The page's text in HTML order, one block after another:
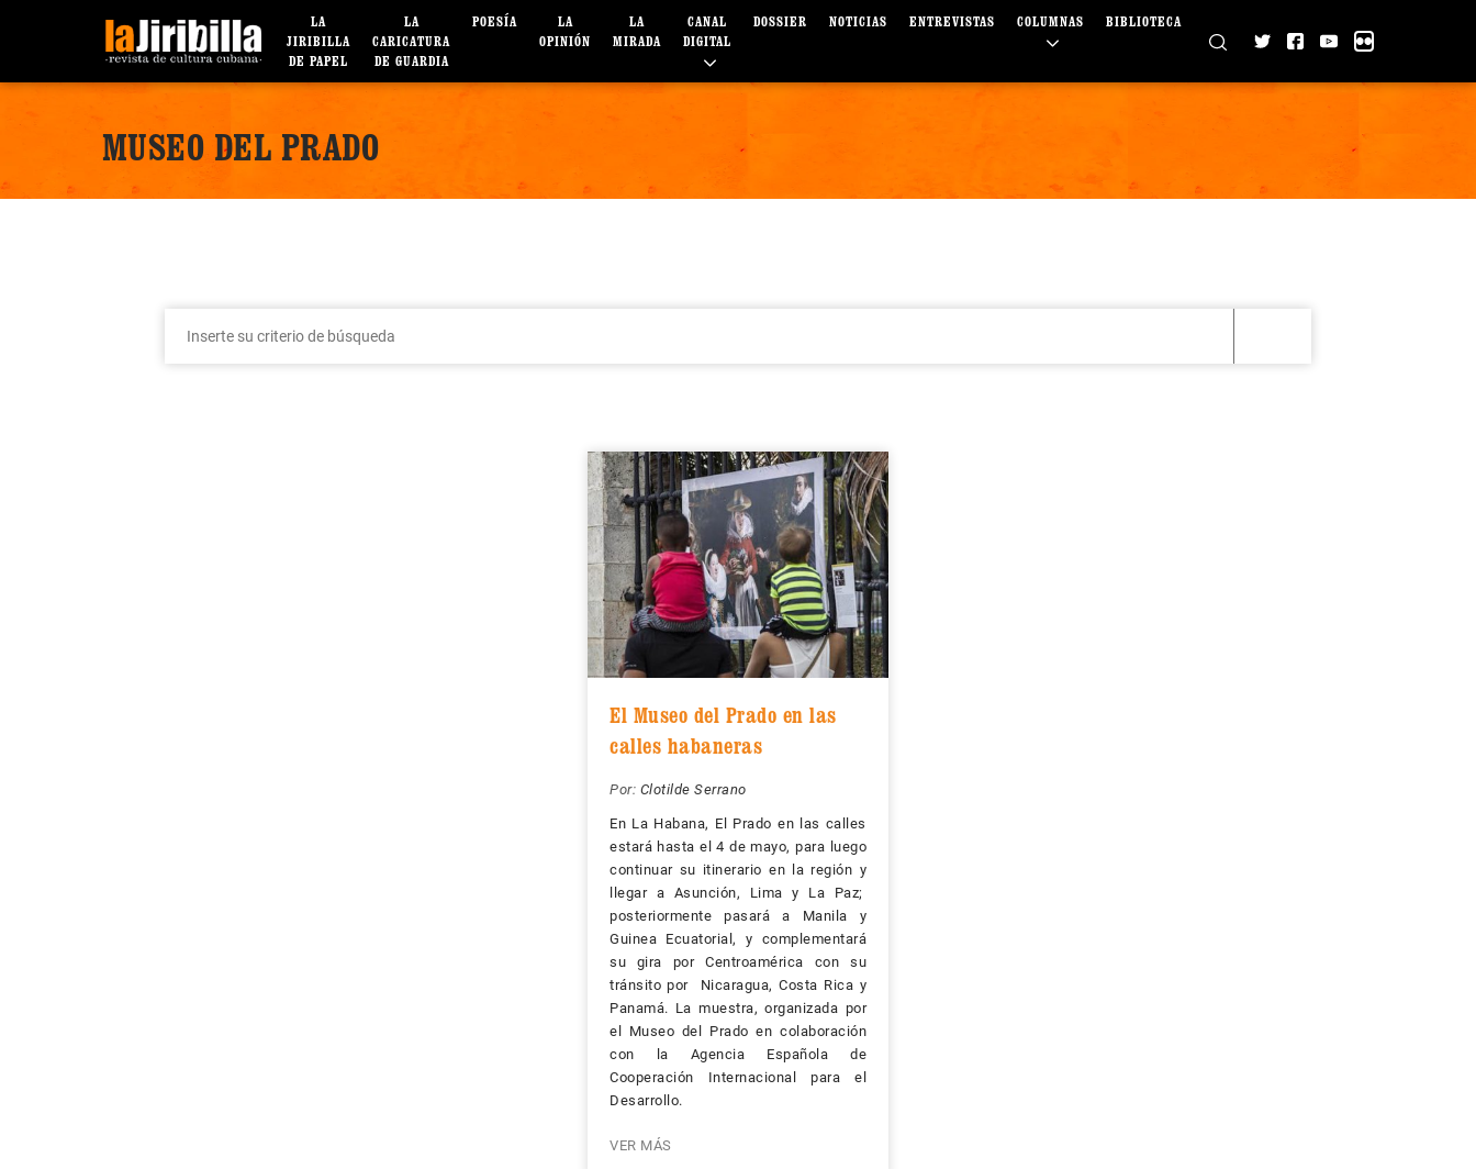
LA
JIRIBILLA
DE PAPEL
LA
CARICATURA
DE GUARDIA
POESÍA
LA
OPINIÓN
LA
MIRADA
CANAL
DIGITAL
DOSSIER NOTICIAS ENTREVISTAS COLUMNAS BIBLIOTECA
MUSEO DEL PRADO
El Museo del Prado en las
calles habaneras
Por: Clotilde Serrano
En La Habana, El Prado en las calles
estará hasta el 4 de mayo, para luego
continuar su itinerario en la región y
llegar a Asunción, Lima y La Paz;
posteriormente pasará a Manila y
Guinea Ecuatorial, y complementará
su gira por Centroamérica con su
tránsito por Nicaragua, Costa Rica y
Panamá. La muestra, organizada por
el Museo del Prado en colaboración
con la Agencia Española de
Cooperación Internacional para el
Desarrollo.
VER MÁS